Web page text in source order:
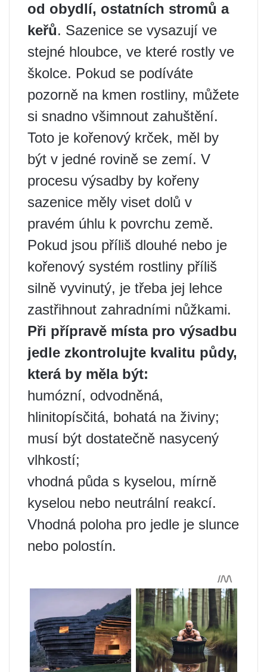
od obydlí, ostatních stromů a
keřů. Sazenice se vysazují ve
stejné hloubce, ve které rostly ve
školce. Pokud se podíváte
pozorně na kmen rostliny, můžete
si snadno všimnout zahuštění.
Toto je kořenový krček, měl by
být v jedné rovině se zemí. V
procesu výsadby by kořeny
sazenice měly viset dolů v
pravém úhlu k povrchu země.
Pokud jsou příliš dlouhé nebo je
kořenový systém rostliny příliš
silně vyvinutý, je třeba jej lehce
zastřihnout zahradními nůžkami.
Při přípravě místa pro výsadbu
jedle zkontrolujte kvalitu půdy,
která by měla být:
humózní, odvodněná,
hlinitopísčitá, bohatá na živiny;
musí být dostatečně nasycený
vlhkostí;
vhodná půda s kyselou, mírně
kyselou nebo neutrální reakcí.
Vhodná poloha pro jedle je slunce
nebo polostín.